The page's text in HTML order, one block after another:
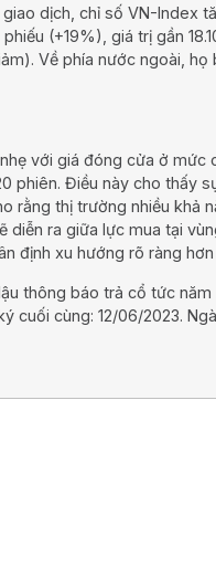
dịch, chỉ số VN-Index
(+19%), giá trị gần
Về phía nước ngoài,
với giá đóng cửa ở mức
phiên. Điều này cho thấy
rằng thị trường nhiều khả
ra giữa lực mua tại
định xu hướng rõ ràng
thông báo trả cổ tức
cùng: 12/06/2023.